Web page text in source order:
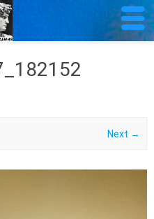
Next →